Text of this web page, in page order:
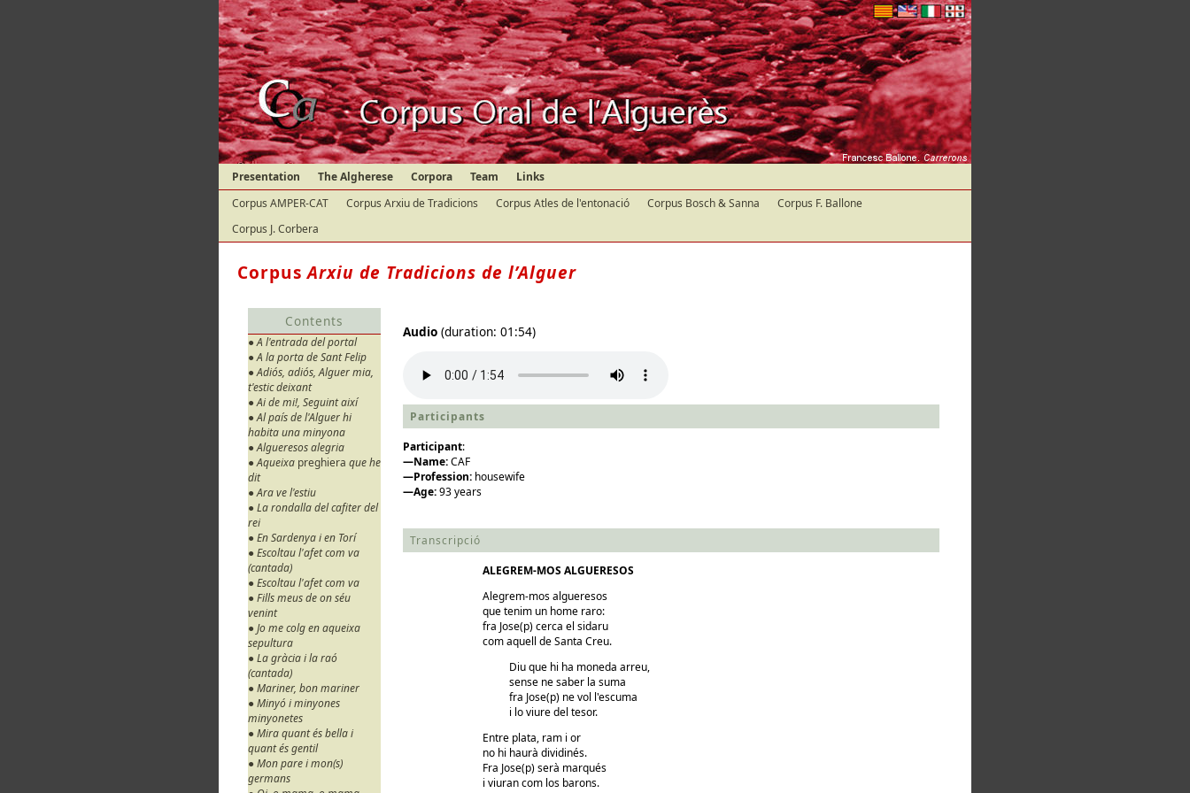
Presentation The Algherese Corpora Team
Links
Corpus AMPER-CAT
Corpus Arxiu de Tradicions Corpus Atles de l'entonació Corpus Bosch & Sanna
Corpus F. Ballone
Corpus J. Corbera
CorpusArxiu de Tradicions de l’Alguer
Contents
● A l'entrada del portal
● A la porta de Sant Felip
● Adiós, adiós, Alguer mia,
t'estic deixant
● Ai de mi!, Seguint així
● Al país de l'Alguer hi
habita una minyona
● Algueresos alegria
● Aqueixa preghiera que he
dit
● Ara ve l'estiu
● La rondalla del cafiter del
rei
● En Sardenya i en Torí
● Escoltau l'afet com va
(cantada)
● Escoltau l'afet com va
● Fills meus de on séu
venint
● Jo me colg en aqueixa
sepultura
● La gràcia i la raó
(cantada)
● Mariner, bon mariner
● Minyó i minyones
minyonetes
● Mira quant és bella i
quant és gentil
● Mon pare i mon(s)
germans
Audio (duration: 01:54)
Participants
Participant:
—Name:CAF
—Profession: housewife
—Age:93 years
Transcripció
ALEGREM-MOS ALGUERESOS
Alegrem-mos algueresos
que tenim un home raro:
fra Jose(p) cerca el sidaru
com aquell de Santa Creu.
Diu que hi ha moneda arreu,
sense ne saber la suma
fra Jose(p) ne vol l'escuma
i lo viure del tesor.
Entre plata, ram i or
no hi haurà dividinés.
Fra Jose(p) serà marqués
i viuran com los barons.